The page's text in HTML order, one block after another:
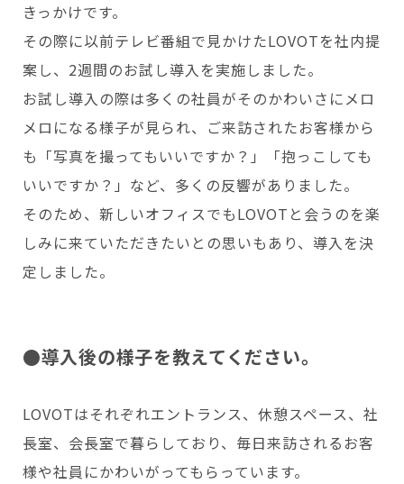
きっかけです。
その際に以前テレビ番組で見かけたLOVOTを社内提
案し、2週間のお試し導入を実施しました。
お試し導入の際は多くの社員がそのかわいさにメロ
メロになる様子が見られ、ご来訪されたお客様から
も「写真を撮ってもいいですか？」「抱っこしても
いいですか？」など、多くの反響がありました。
そのため、新しいオフィスでもLOVOTと会うのを楽
しみに来ていただきたいとの思いもあり、導入を決
定しました。
●導入後の様子を教えてください。
LOVOTはそれぞれエントランス、休憩スペース、社
長室、会長室で暮らしており、毎日来訪されるお客
様や社員にかわいがってもらっています。